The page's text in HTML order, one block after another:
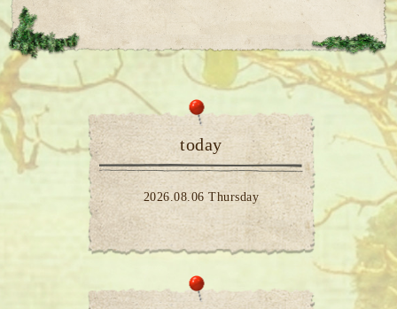
today
2026.08.06 Thursday